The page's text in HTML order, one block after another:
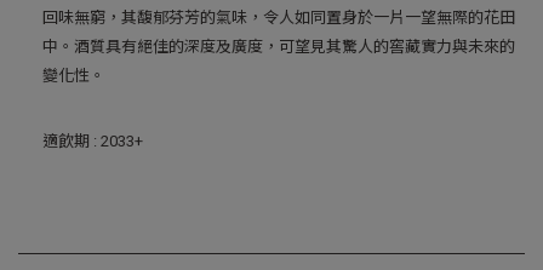
回味無窮，其馥郁芬芳的氣味，令人如同置身於一片一望無際的花田
中。酒質具有絕佳的深度及廣度，可望見其驚人的窖藏實力與未來的
變化性。
適飲期 : 2033+